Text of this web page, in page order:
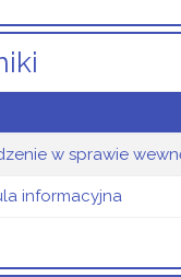
w sprawie
informacyjna